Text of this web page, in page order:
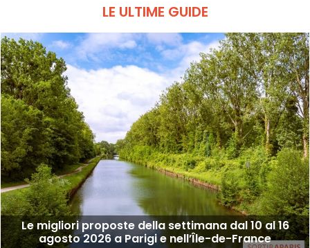
LE ULTIME GUIDE
Le migliori proposte della settimana dal 10 al 16
agosto 2026 a Parigi e nell’Île-de-France